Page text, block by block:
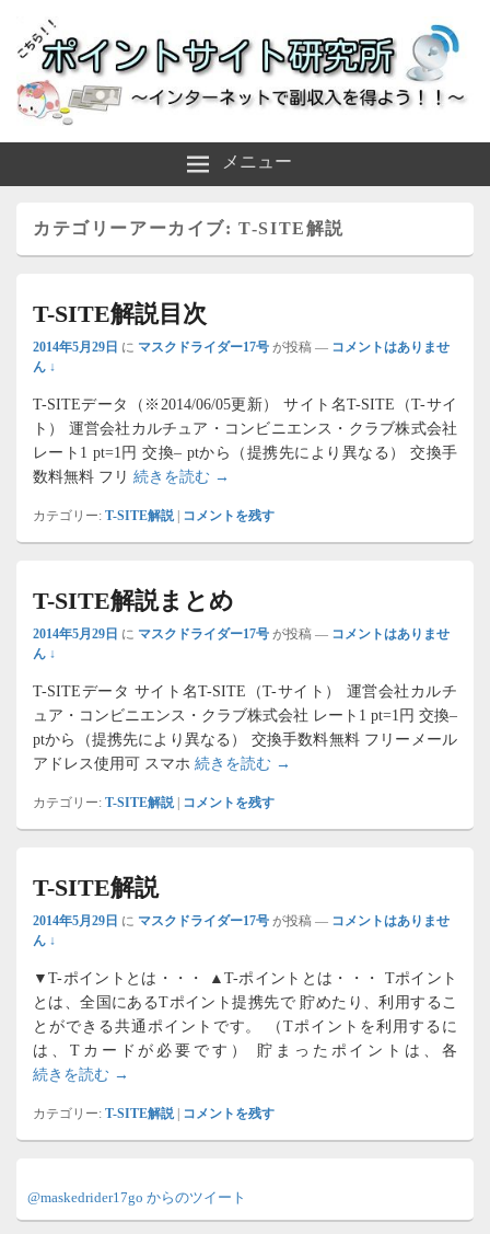
ポイントサイト研究所
メニュー
カテゴリーアーカイブ:T-SITE解説
T-SITE解説目次
2014年5月29日 に マスクドライダー17号 が投稿 — コメントはありませ
ん ↓
T-SITEデータ（※2014/06/05更新） サイト名T-SITE（T-サイ
ト） 運営会社カルチュア・コンビニエンス・クラブ株式会社
レート1 pt=1円 交換– ptから（提携先により異なる） 交換手
数料無料 フリ 続きを読む T-SITE解説目次
→
カテゴリー: T-SITE解説 コメントを残す
T-SITE解説まとめ
2014年5月29日 に マスクドライダー17号 が投稿 — コメントはありませ
ん ↓
T-SITEデータ サイト名T-SITE（T-サイト） 運営会社カルチ
ュア・コンビニエンス・クラブ株式会社 レート1 pt=1円 交換–
ptから（提携先により異なる） 交換手数料無料 フリーメール
アドレス使用可 スマホ 続きを読む T-SITE解説まとめ
→
カテゴリー: T-SITE解説 コメントを残す
T-SITE解説
2014年5月29日 に マスクドライダー17号 が投稿 — コメントはありませ
ん ↓
▼T-ポイントとは・・・ ▲T-ポイントとは・・・ Tポイント
とは、全国にあるTポイント提携先で 貯めたり、利用するこ
とができる共通ポイントです。 （Tポイントを利用するに
は、Tカードが必要です） 貯まったポイントは、各
続きを読む T-SITE解説
→
カテゴリー: T-SITE解説 コメントを残す
ン
サ
@maskedrider17go からのツイート